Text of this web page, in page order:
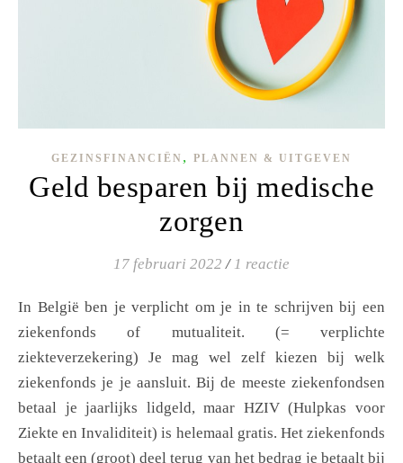
GEZINSFINANCIËN , PLANNEN & UITGEVEN
Geld besparen bij medische
zorgen
17 februari 2022 / 1 reactie
In België ben je verplicht om je in te schrijven bij een
ziekenfonds of mutualiteit. (= verplichte
ziekteverzekering) Je mag wel zelf kiezen bij welk
ziekenfonds je je aansluit. Bij de meeste ziekenfondsen
betaal je jaarlijks lidgeld, maar HZIV (Hulpkas voor
Ziekte en Invaliditeit) is helemaal gratis. Het ziekenfonds
betaalt een (groot) deel terug van het bedrag je betaalt bij